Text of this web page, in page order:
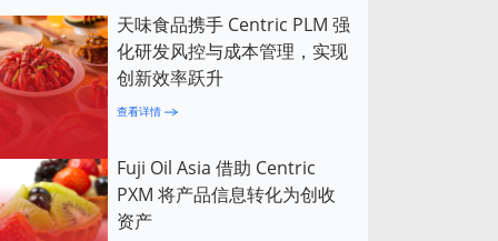
天味食品携手 Centric PLM 强
化研发风控与成本管理，实现
创新效率跃升
查看详情
Fuji Oil Asia 借助 Centric
PXM 将产品信息转化为创收
资产